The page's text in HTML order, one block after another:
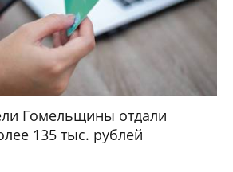
Гомельщины отдали
135 тыс. рублей